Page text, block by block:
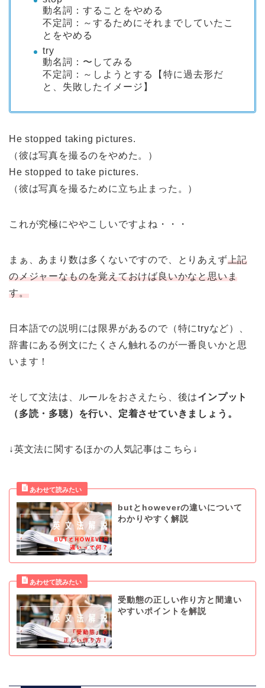
動名詞：することをやめる
不定詞：～するためにそれまでしていたこ
とをやめる
try
動名詞：〜してみる
不定詞：～しようとする【特に過去形だ
と、失敗したイメージ】
He stopped taking pictures.
（彼は写真を撮るのをやめた。）
He stopped to take pictures.
（彼は写真を撮るために立ち止まった。）
これが究極にややこしいですよね・・・
まぁ、あまり数は多くないですので、とりあえず上記
のメジャーなものを覚えておけば良いかなと思いま
す。
日本語での説明には限界があるので（特にtryなど）、
辞書にある例文にたくさん触れるのが一番良いかと思
います！
そして文法は、ルールをおさえたら、後はインプット
（多読・多聴）を行い、定着させていきましょう。
↓英文法に関するほかの人気記事はこちら↓
butとhoweverの違いについて
わかりやすく解説
受動態の正しい作り方と間違い
やすいポイントを解説